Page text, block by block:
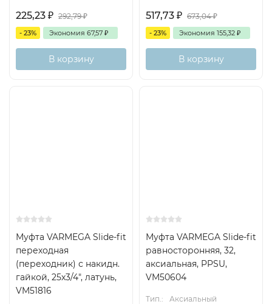
225,23 ₽ 292,79₽
- 23% Экономия 67,57 ₽
В корзину
517,73 ₽ 673,04₽
- 23% Экономия 155,32 ₽
В корзину
Муфта VARMEGA Slide-fit
переходная
(переходник) с накидн.
гайкой, 25х3/4", латунь,
VM51816
Муфта VARMEGA Slide-fit
равносторонняя, 32,
аксиальная, PPSU,
VM50604
Тип.:
Аксиальный